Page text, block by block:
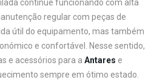
continue funcionando com alta
regular com peças de
útil do equipamento, mas também
e confortável. Nesse sentido,
e acessórios para a Antares e
sempre em ótimo estado.